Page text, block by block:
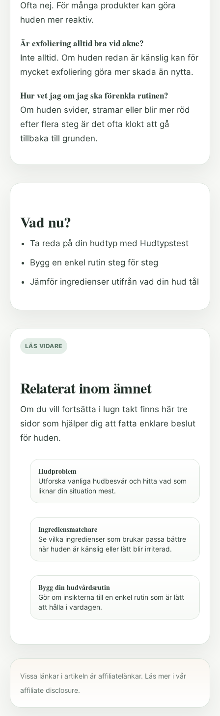
Ofta nej. För många produkter kan göra
huden mer reaktiv.
Är exfoliering alltid bra vid akne?
Inte alltid. Om huden redan är känslig kan för
mycket exfoliering göra mer skada än nytta.
Hur vet jag om jag ska förenkla rutinen?
Om huden svider, stramar eller blir mer röd
efter flera steg är det ofta klokt att gå
tillbaka till grunden.
Vad nu?
Ta reda på din hudtyp med Hudtypstest
Bygg en enkel rutin steg för steg
Jämför ingredienser utifrån vad din hud tål
LÄS VIDARE
Relaterat inom ämnet
Om du vill fortsätta i lugn takt finns här tre
sidor som hjälper dig att fatta enklare beslut
för huden.
Hudproblem
Utforska vanliga hudbesvär och hitta vad som
liknar din situation mest.
Ingrediensmatchare
Se vilka ingredienser som brukar passa bättre
när huden är känslig eller lätt blir irriterad.
Bygg din hudvårdsrutin
Gör om insikterna till en enkel rutin som är lätt
att hålla i vardagen.
Vissa länkar i artikeln är affiliatelänkar. Läs mer i vår
affiliate disclosure.